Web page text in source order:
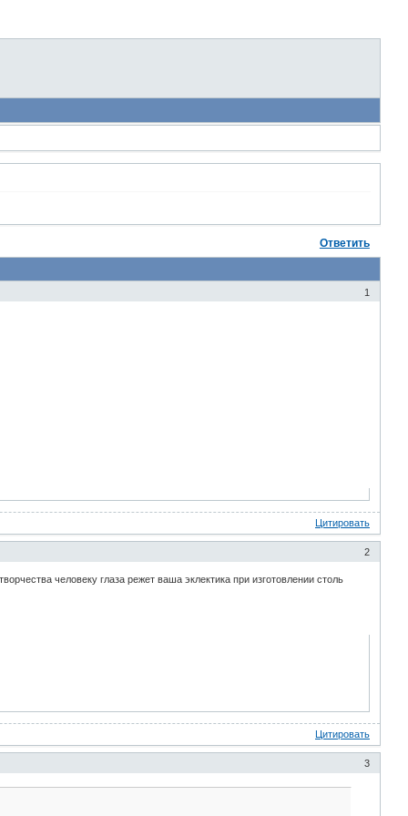
Ответить
1
Цитировать
2
человеку глаза режет ваша эклектика при изготовлении столь
Цитировать
3